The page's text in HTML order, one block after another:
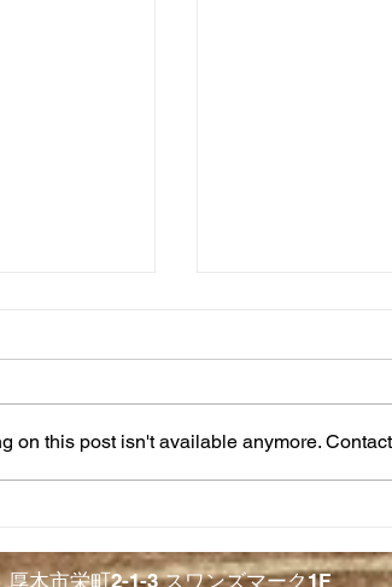
譲渡会のお知ら
on this post isn't available anymore.
市栄町2-1-3 スワンズマーク1F